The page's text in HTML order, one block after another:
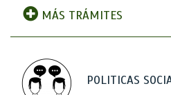
MÁS TRÁMITES
POLITICAS